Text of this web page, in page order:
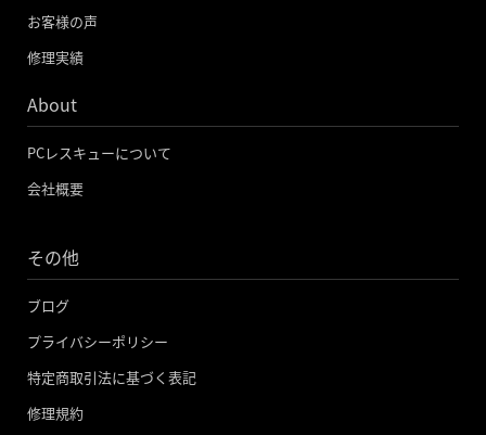
お客様の声
修理実績
About
PCレスキューについて
会社概要
その他
ブログ
プライバシーポリシー
特定商取引法に基づく表記
修理規約